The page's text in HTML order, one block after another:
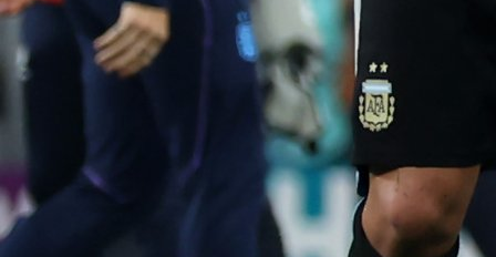
Reprezentacije
ZAVRŠENO SP: Argentina je novi prvak svijeta u